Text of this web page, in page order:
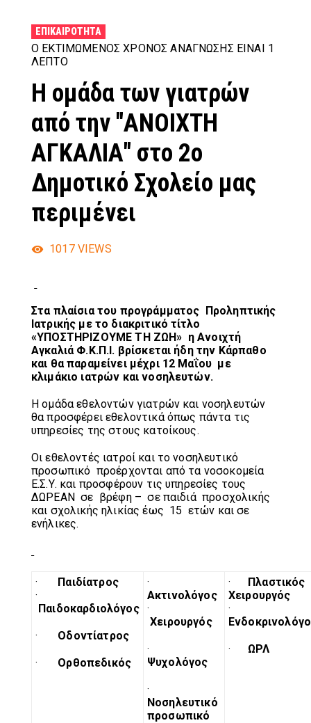
ΕΠΙΚΑΙΡΌΤΗΤΑ
Ο ΕΚΤΙΜΏΜΕΝΟΣ ΧΡΌΝΟΣ ΑΝΆΓΝΩΣΗΣ ΕΊΝΑΙ 1
ΛΕΠΤΌ
Η ομάδα των γιατρών
από την "ΑΝΟΙΧΤΗ
ΑΓΚΑΛΙΑ" στο 2ο
Δημοτικό Σχολείο μας
περιμένει
1017 VIEWS
Στα πλαίσια του προγράμματος Προληπτικής
Ιατρικής με το διακριτικό τίτλο
«ΥΠΟΣΤΗΡΙΖΟΥΜΕ ΤΗ ΖΩΗ» η Ανοιχτή
Αγκαλιά Φ.Κ.Π.Ι. βρίσκεται ήδη την Κάρπαθο
και θα παραμείνει μέχρι 12 Μαΐου με
κλιμάκιο ιατρών και νοσηλευτών.
Η ομάδα εθελοντών γιατρών και νοσηλευτών
θα προσφέρει εθελοντικά όπως πάντα τις
υπηρεσίες της στους κατοίκους.
Οι εθελοντές ιατροί και το νοσηλευτικό
προσωπικό προέρχονται από τα νοσοκομεία
Ε.Σ.Υ. και προσφέρουν τις υπηρεσίες τους
ΔΩΡΕΑΝ σε βρέφη – σε παιδιά προσχολικής
και σχολικής ηλικίας έως 15 ετών και σε
ενήλικες.
·
Παιδίατρος
·
Παιδοκαρδιολόγος
· Οδοντίατρος
· Ορθοπεδικός
·
Ακτινολόγος
·
Χειρουργός
·
Ψυχολόγος
·
Νοσηλευτικό
προσωπικό
· Πλαστικός
Χειρουργός
·
· ΩΡΛ